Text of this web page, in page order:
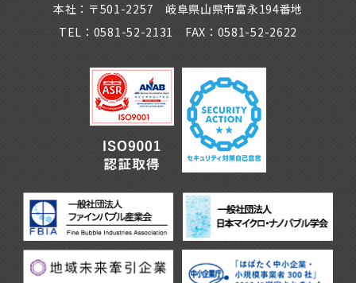
本社：〒501-2257 岐阜県山県市富永194番地
TEL：0581-52-2131 FAX：0581-52-2622